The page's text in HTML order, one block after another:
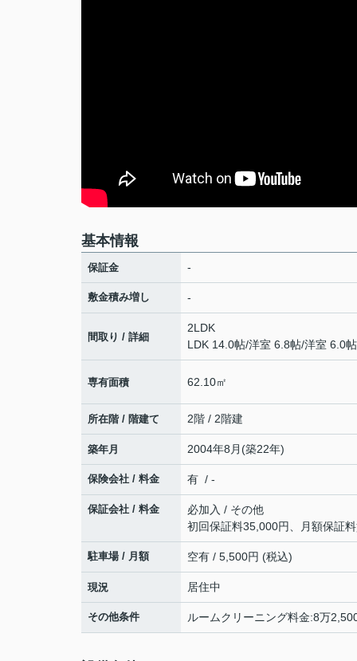
基本情報
保証金 -
敷金積み増し -
間取り / 詳細
2LDK
LDK 14.0帖/洋室 6.8帖/洋室 6.0帖
専有面積 62.10㎡
所在階 / 階建て 2階 / 2階建
築年月 2004年8月(築22年)
保険会社 / 料金 有 / -
保証会社 / 料金
必加入 / その他
初回保証料35,000円、月額保証
駐車場 / 月額 空有 / 5,500円 (税込)
現況 居住中
その他条件 ルームクリーニング料金:8万